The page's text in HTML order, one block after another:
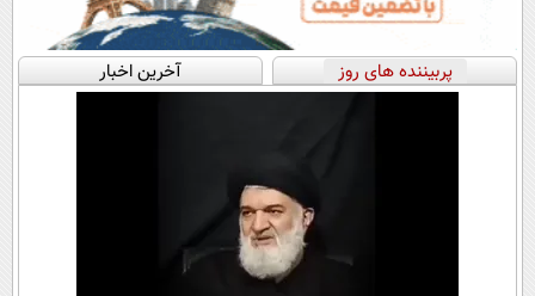
پربیننده های روز آخرین اخبار